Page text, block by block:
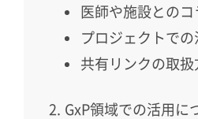
医師や施設との
プロジェクトでの
共有リンクの取
GxP領域での活用に